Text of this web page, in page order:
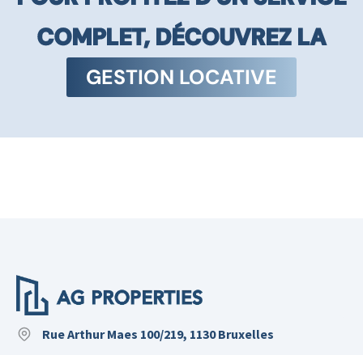
COMPLET, DÉCOUVREZ LA
GESTION LOCATIVE
Rue Arthur Maes 100/219, 1130 Bruxelles